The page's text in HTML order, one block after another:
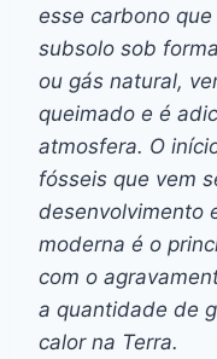
esse carbono
subsolo sob
ou gás natural,
queimado e é
atmosfera. O
fósseis que vem
desenvolvimento
moderna é o
com o
a quantidade de
calor na Terra.